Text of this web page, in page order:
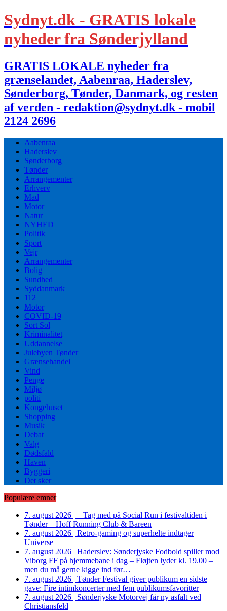
Sydnyt.dk - GRATIS lokale
nyheder fra Sønderjylland
GRATIS LOKALE nyheder fra
grænselandet, Aabenraa, Haderslev,
Sønderborg, Tønder, Danmark, og resten
af verden - redaktion@sydnyt.dk - mobil
2124 2696
Aabenraa
Haderslev
Sønderborg
Tønder
Arrangementer
Erhverv
Mad
Motor
Natur
NYHED
Politik
Sport
Vejr
Arrangementer
Bolig
Sundhed
Syddanmark
112
Motor
COVID-19
Sort Sol
Kriminalitet
Uddannelse
Julebyen Tønder
Grænsehandel
Vind
Penge
Miljø
politi
Kongehuset
Shopping
Musik
Debat
Valg
Dødsfald
Haven
Byggeri
Det sker
Populære emner
7. august 2026 | – Tag med på Social Run i festivaltiden i
Tønder – Hoff Running Club & Bareen
7. august 2026 | Retro-gaming og superhelte indtager
Universe
7. august 2026 | Haderslev: Sønderjyske Fodbold spiller mod
Viborg FF på hjemmebane i dag – Fløjten lyder kl. 19.00 –
men du må gerne kigge ind før…
7. august 2026 | Tønder Festival giver publikum en sidste
gave: Fire intimkoncerter med fem publikumsfavoritter
7. august 2026 | Sønderjyske Motorvej får ny asfalt ved
Christiansfeld